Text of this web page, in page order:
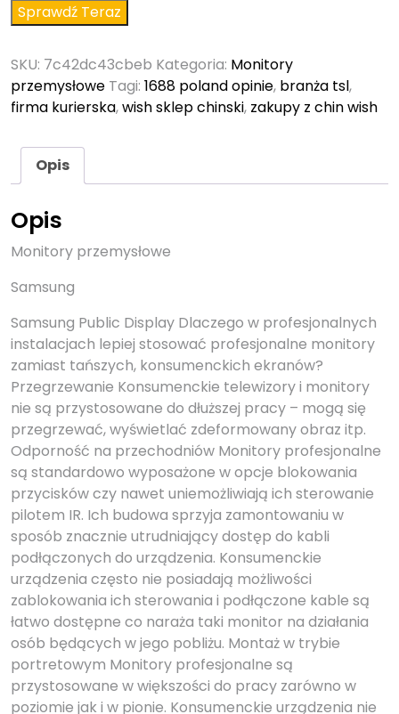
Sprawdź Teraz
SKU: 7c42dc43cbeb Kategoria: Monitory
przemysłowe Tagi: 1688 poland opinie, branża tsl,
firma kurierska,wish sklep chinski, zakupy z chin wish
Opis
Opis
Monitory przemysłowe
Samsung
Samsung Public Display Dlaczego w profesjonalnych
instalacjach lepiej stosować profesjonalne monitory
zamiast tańszych, konsumenckich ekranów?
Przegrzewanie Konsumenckie telewizory i monitory
nie są przystosowane do dłuższej pracy – mogą się
przegrzewać, wyświetlać zdeformowany obraz itp.
Odporność na przechodniów Monitory profesjonalne
są standardowo wyposażone w opcje blokowania
przycisków czy nawet uniemożliwiają ich sterowanie
pilotem IR. Ich budowa sprzyja zamontowaniu w
sposób znacznie utrudniający dostęp do kabli
podłączonych do urządzenia. Konsumenckie
urządzenia często nie posiadają możliwości
zablokowania ich sterowania i podłączone kable są
łatwo dostępne co naraża taki monitor na działania
osób będących w jego pobliżu. Montaż w trybie
portretowym Monitory profesjonalne są
przystosowane w większości do pracy zarówno w
poziomie jak i w pionie. Konsumenckie urządzenia nie